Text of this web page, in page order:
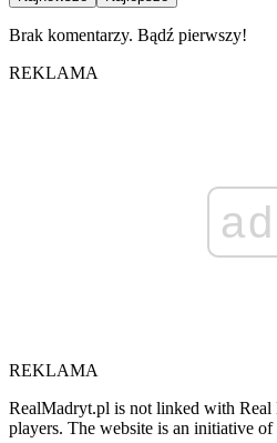
Brak komentarzy. Bądź pierwszy!
REKLAMA
ad
REKLAMA
RealMadryt.pl is not linked with Real
players. The website is an initiative